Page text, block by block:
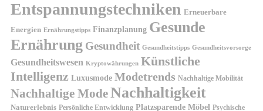
Entspannungstechniken Erneuerbare
Energien Ernährungstipps Finanzplanung Gesunde
Ernährung Gesundheit Gesundheitstipps Gesundheitsvorsorge
Gesundheitswesen Kryptowährungen Künstliche
Intelligenz Luxusmode Modetrends Nachhaltige Mobilität
Nachhaltige ModeNachhaltigkeit
Naturerlebnis Persönliche Entwicklung Platzsparende Möbel Psychische